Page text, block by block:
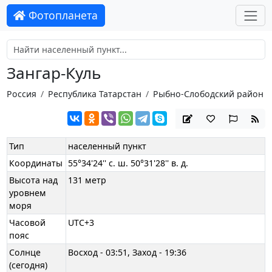
Фотопланета
Зангар-Куль
Россия Республика Татарстан Рыбно-Слободский район
Тип
населенный пункт
Координаты 55°34'24'' с. ш. 50°31'28'' в. д.
Высота над
уровнем
моря
131 метр
Часовой
пояс
UTC+3
Солнце
(сегодня)
Восход - 03:51, Заход - 19:36